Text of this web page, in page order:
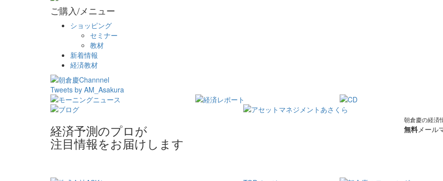
ご購入/メニュー
ショッピング
セミナー
教材
新着情報
経済教材
Tweets by AM_Asakura
経済予測のプロが
注目情報をお届けします
朝倉慶の経済
無料メール